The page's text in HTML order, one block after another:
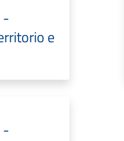
-
e
-